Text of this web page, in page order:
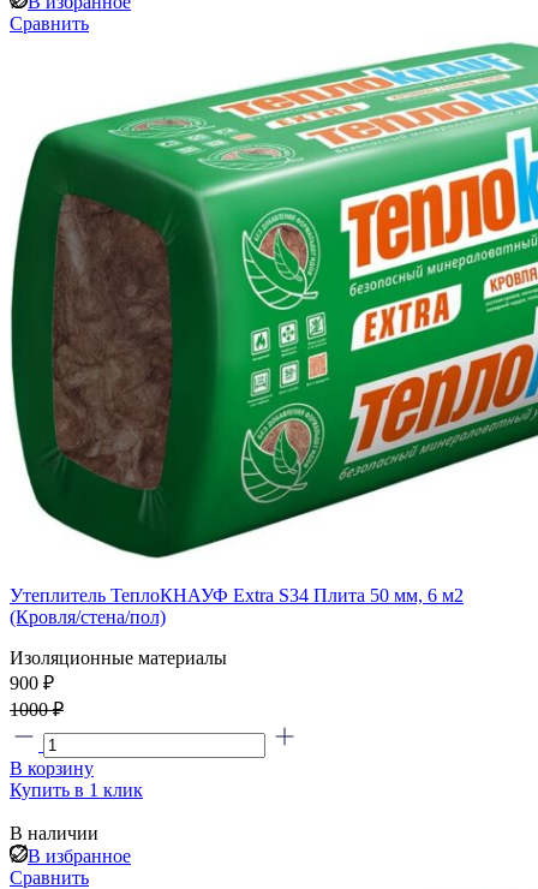
Сравнить
Утеплитель ТеплоКНАУФ Extra S34 Плита 50 мм, 6 м2
(Кровля/стена/пол)
Изоляционные материалы
900 ₽
1000 ₽
В корзину
Купить в 1 клик
В наличии
В избранное
Сравнить